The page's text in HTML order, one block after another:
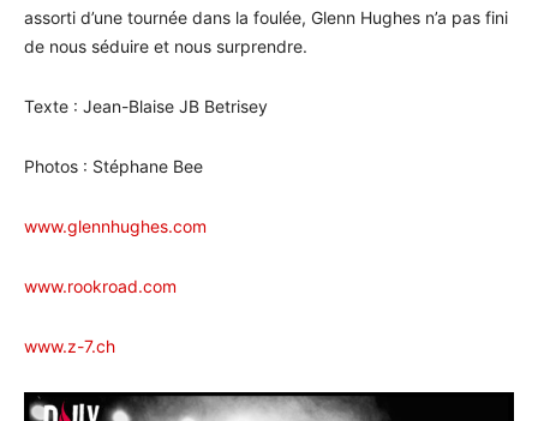
assorti d’une tournée dans la foulée, Glenn Hughes n’a pas fini
de nous séduire et nous surprendre.
Texte : Jean-Blaise JB Betrisey
Photos : Stéphane Bee
www.glennhughes.com
www.rookroad.com
www.z-7.ch